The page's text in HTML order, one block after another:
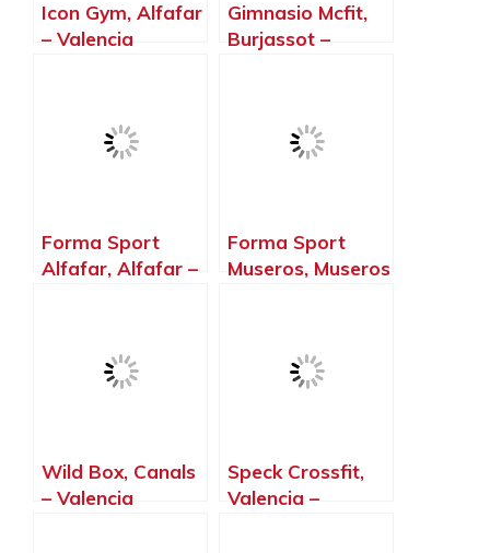
Icon Gym, Alfafar
– Valencia
Gimnasio Mcfit,
Burjassot –
Forma Sport
Alfafar, Alfafar –
Forma Sport
Museros, Museros
Wild Box, Canals
– Valencia
Speck Crossfit,
Valencia –